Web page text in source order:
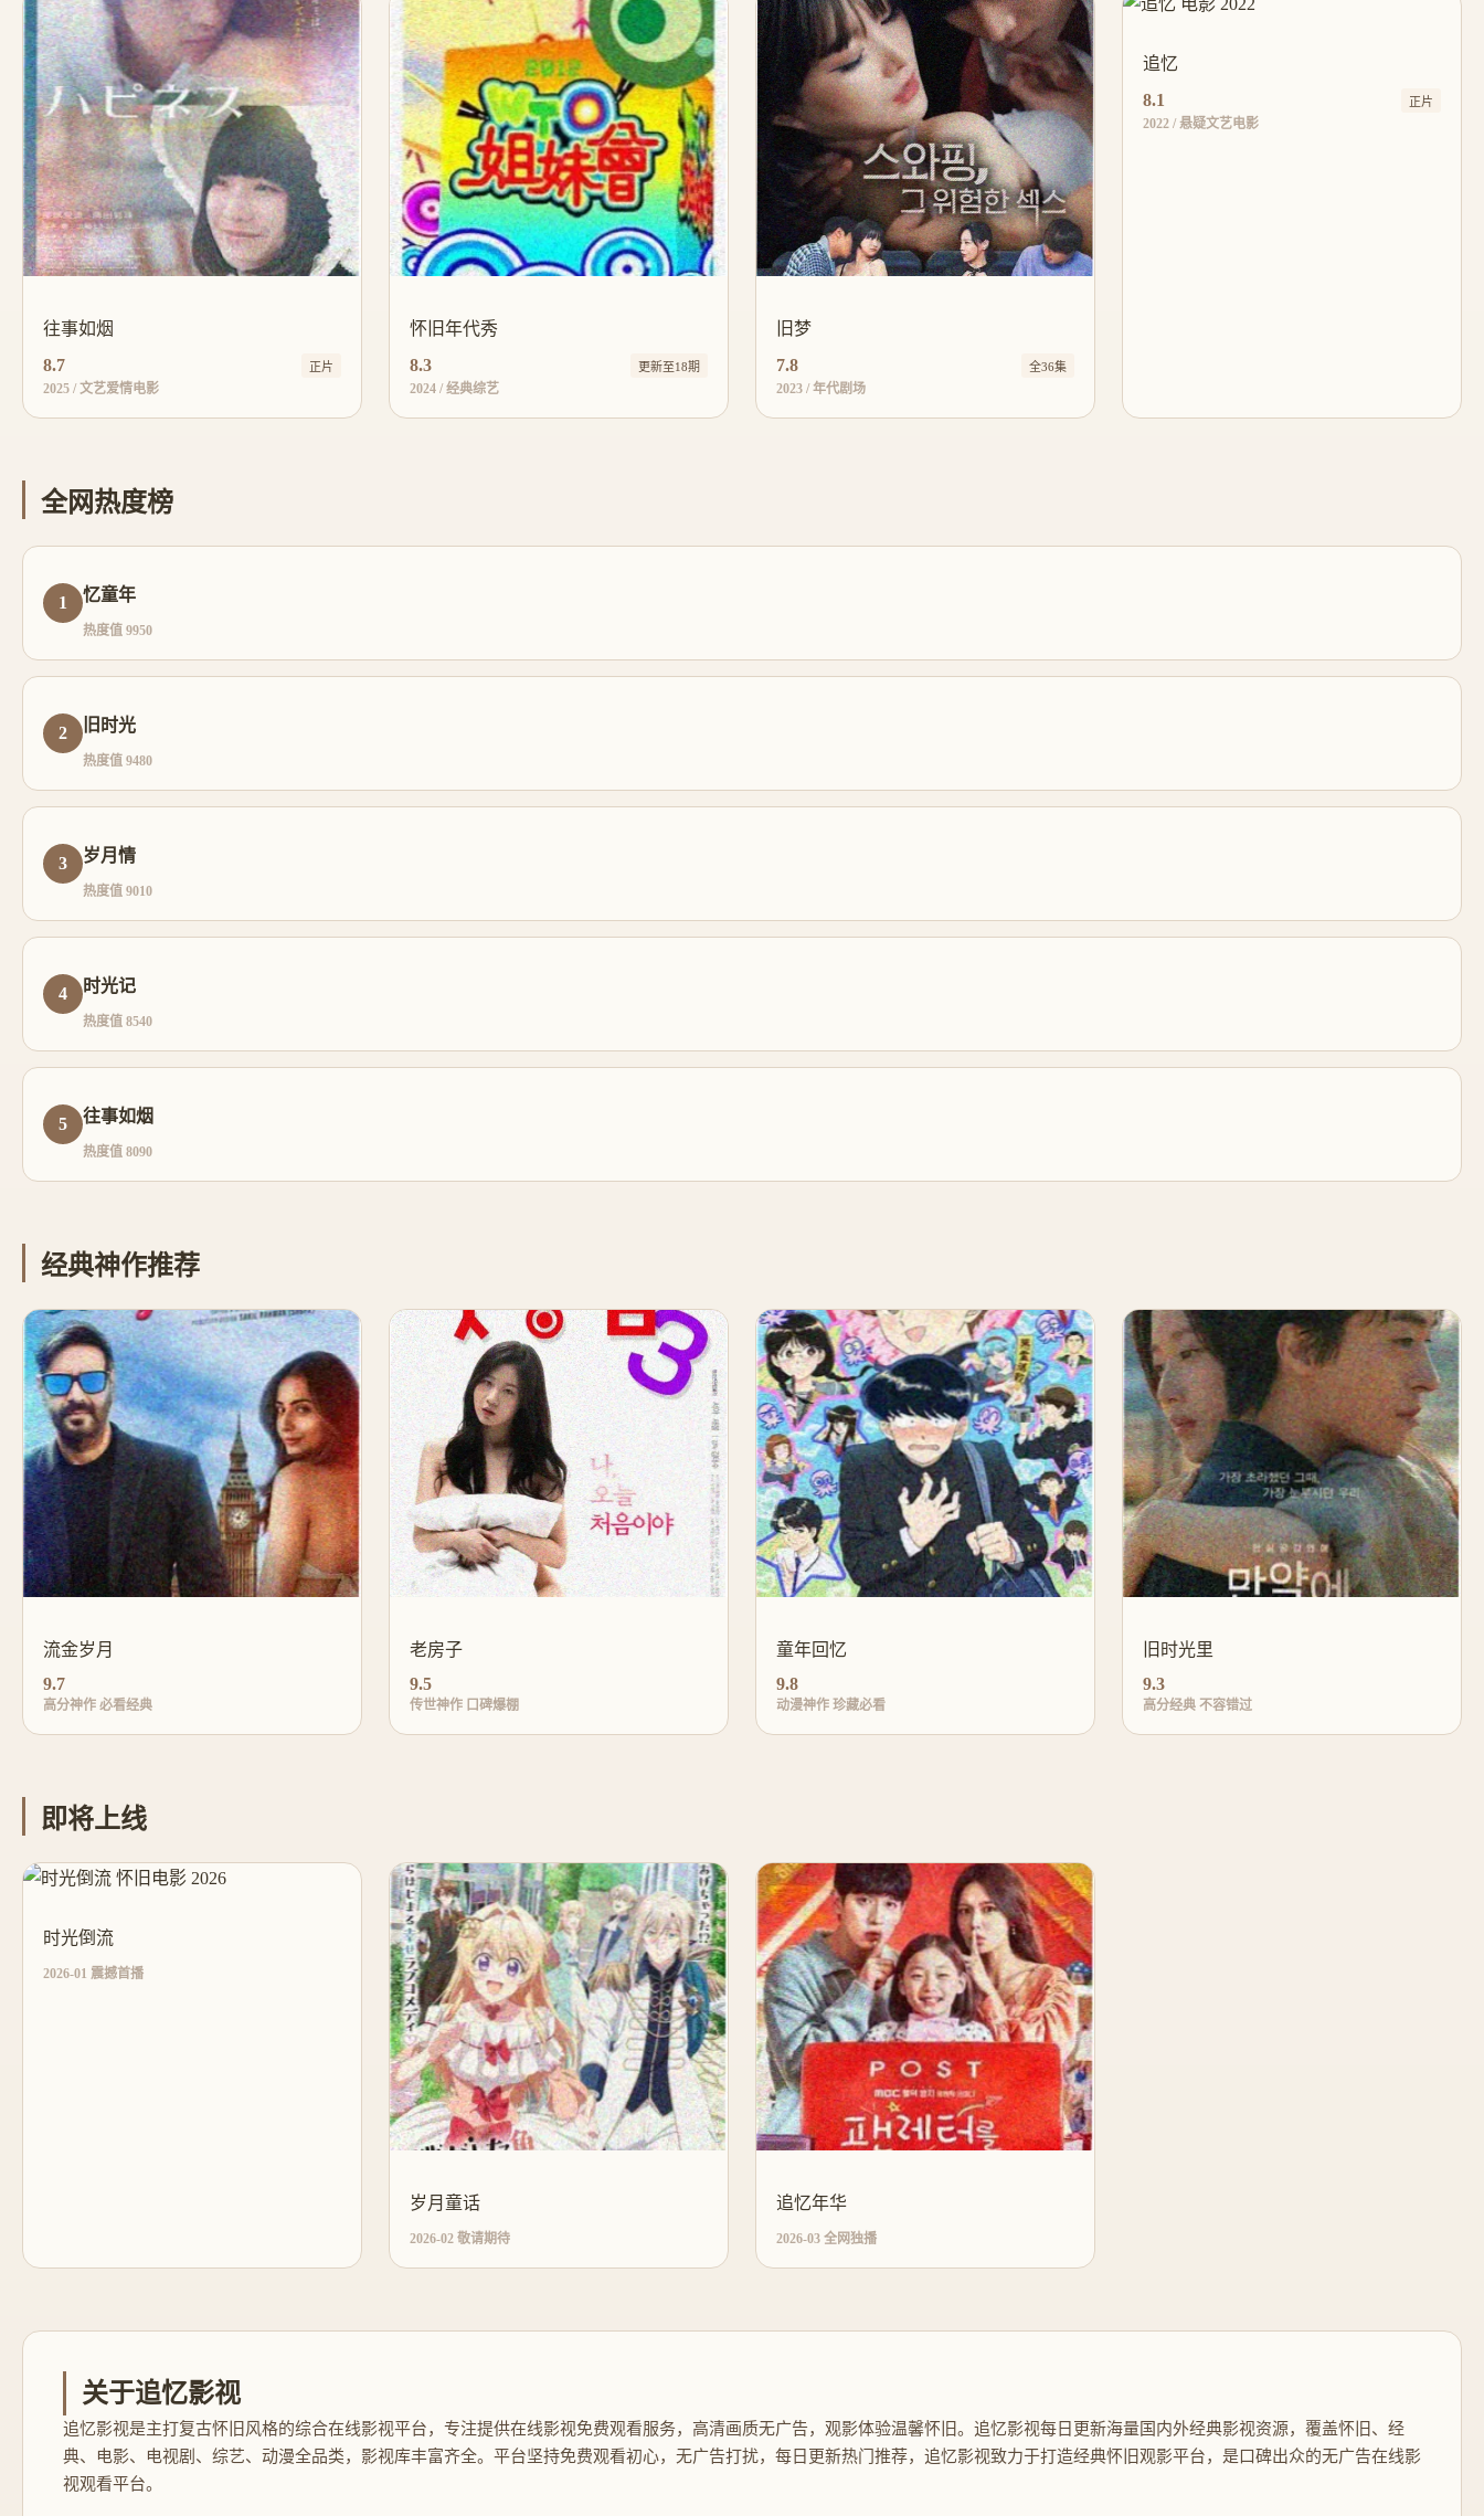
往事如烟
8.7
正片
2025 / 文艺爱情电影
怀旧年代秀
8.3
更新至18期
2024 / 经典综艺
旧梦
7.8
全36集
2023 / 年代剧场
追忆
8.1
正片
2022 / 悬疑文艺电影
全网热度榜
1 忆童年
热度值 9950
2 旧时光
热度值 9480
3 岁月情
热度值 9010
4 时光记
热度值 8540
5 往事如烟
热度值 8090
经典神作推荐
流金岁月
9.7
高分神作 必看经典
老房子
9.5
传世神作 口碑爆棚
童年回忆
9.8
动漫神作 珍藏必看
旧时光里
9.3
高分经典 不容错过
即将上线
时光倒流
2026-01 震撼首播
岁月童话
2026-02 敬请期待
追忆年华
2026-03 全网独播
关于追忆影视
追忆影视是主打复古怀旧风格的综合在线影视平台，专注提供在线影视免费观看服务，高清画质无广告，观影体验温馨怀旧。追忆影视每日更新海量国内外经典影视资源，覆盖怀旧、经
典、电影、电视剧、综艺、动漫全品类，影视库丰富齐全。平台坚持免费观看初心，无广告打扰，每日更新热门推荐，追忆影视致力于打造经典怀旧观影平台，是口碑出众的无广告在线影
视观看平台。